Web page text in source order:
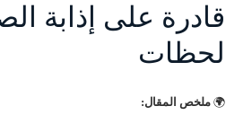
قادرة على إذابة
لحظات
🌍 ملخص المقال: